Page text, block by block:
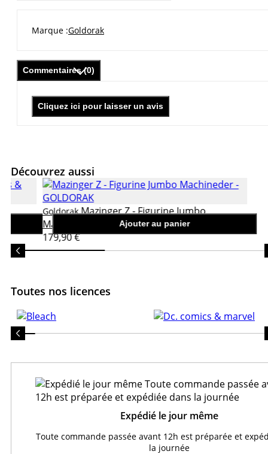
Marque Goldorak
Commentaires (0)
Cliquez ici pour laisser un avis
Découvrez aussi
Ajouter au panier
GoldorakMazinger Z - Figurine Jumbo
Machineder
179,90 €
Toutes nos licences
Expédié le jour même
Toute commande passée avant 12h est préparée et
la journée